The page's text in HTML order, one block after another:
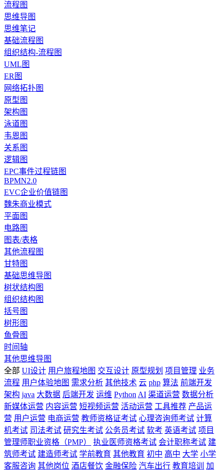
流程图
思维导图
思维笔记
基础流程图
组织结构-流程图
UML图
ER图
网络拓扑图
原型图
架构图
泳道图
韦恩图
关系图
逻辑图
EPC事件过程链图
BPMN2.0
EVC企业价值链图
魏朱商业模式
平面图
电路图
图表/表格
其他流程图
甘特图
基础思维导图
树状结构图
组织结构图
括号图
树形图
鱼骨图
时间轴
其他思维导图
全部 UI设计 用户旅程地图 交互设计 原型规划 项目管理 业务
流程 用户体验地图 需求分析 其他技术 云 php 算法 前端开发
架构 java 大数据 后端开发 运维 Python AI 渠道运营 数据分析
新媒体运营 内容运营 短视频运营 活动运营 工具推荐 产品运
营 用户运营 电商运营 教师资格证考试 心理咨询师考试 计算
机考试 司法考试 研究生考试 公务员考试 软考 英语考试 项目
管理师职业资格（PMP）
执业医师资格考试 会计职称考试 建
筑师考试 建造师考试 学前教育 其他教育 初中 高中 大学 小学
客服咨询 其他岗位 酒店餐饮 金融保险 汽车出行 教育培训
加